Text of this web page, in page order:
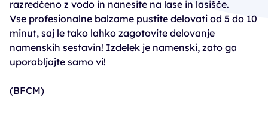
razredčeno z vodo in nanesite na lase in lasišče.
Vse profesionalne balzame pustite delovati od 5 do 10
minut, saj le tako lahko zagotovite delovanje
namenskih sestavin! Izdelek je namenski, zato ga
uporabljajte samo vi!
(BFCM)